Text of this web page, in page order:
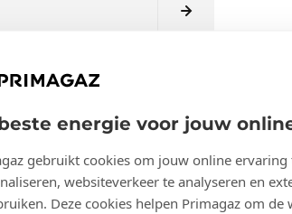
energie voor jouw
gebruikt cookies om jouw online
websiteverkeer te analyseren en
Deze cookies helpen Primagaz om de